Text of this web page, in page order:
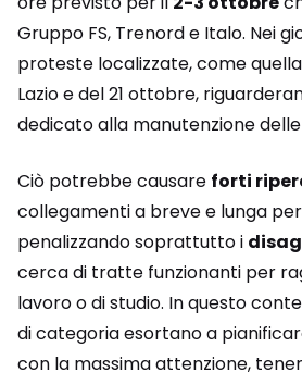
Gruppo FS, Trenord e Italo. Nei
proteste localizzate, come
Lazio e del 21 ottobre,
dedicato alla manutenzione
Ciò potrebbe causare forti
collegamenti a breve e lunga
penalizzando soprattutto i
cerca di tratte funzionanti per
lavoro o di studio. In questo
di categoria esortano a
con la massima attenzione,